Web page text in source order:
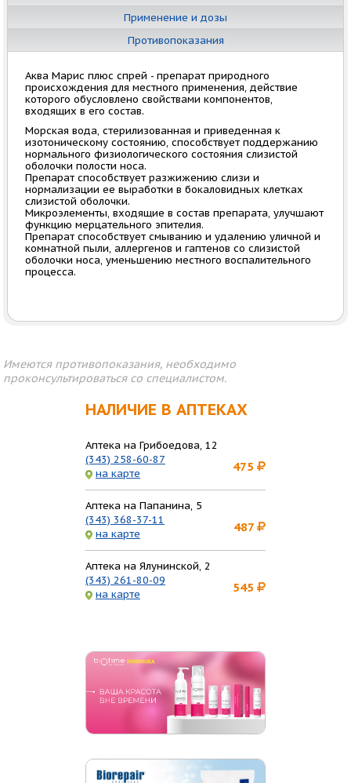
Применение и дозы
Противопоказания
Аква Марис плюс cпрей - препарат природного
происхождения для местного применения, действие
которого обусловлено свойствами компонентов,
входящих в его состав.
Морская вода, стерилизованная и приведенная к
изотоническому состоянию, способствует поддержанию
нормального физиологического состояния слизистой
оболочки полости носа.
Препарат способствует разжижению слизи и
нормализации ее выработки в бокаловидных клетках
слизистой оболочки.
Микроэлементы, входящие в состав препарата, улучшают
функцию мерцательного эпителия.
Препарат способствует смыванию и удалению уличной и
комнатной пыли, аллергенов и гаптенов со слизистой
оболочки носа, уменьшению местного воспалительного
процесса.
Имеются противопоказания, необходимо
проконсультироваться со специалистом.
НАЛИЧИЕ В АПТЕКАХ
Аптека на Грибоедова, 12
(343) 258-60-87
на карте
475
Аптека на Папанина, 5
(343) 368-37-11
на карте
487
Аптека на Ялунинской, 2
(343) 261-80-09
на карте
545